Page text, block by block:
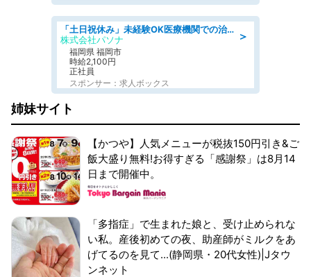
＞
「土日祝休み」未経験OK医療機関での治験コーディネーターのお仕事
株式会社パソナ
福岡県 福岡市
時給2,100円
正社員
スポンサー：求人ボックス
姉妹サイト
【かつや】人気メニューが税抜150円引き&ご
飯大盛り無料!お得すぎる「感謝祭」は8月14
日まで開催中。
「多指症」で生まれた娘と、受け止められな
い私。産後初めての夜、助産師がミルクをあ
げてるのを見て...(静岡県・20代女性)|Jタウ
ンネット